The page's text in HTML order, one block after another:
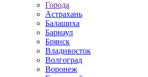
Города
Астрахань
Балашиха
Барнаул
Брянск
Владивосток
Волгоград
Воронеж